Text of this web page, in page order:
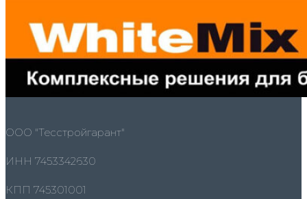
ООО "Тесстройгарант"
ИНН 7453342630
КПП 745301001